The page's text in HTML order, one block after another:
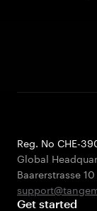
Reg. No CHE-
Global
Baarerstrasse 10
Get started